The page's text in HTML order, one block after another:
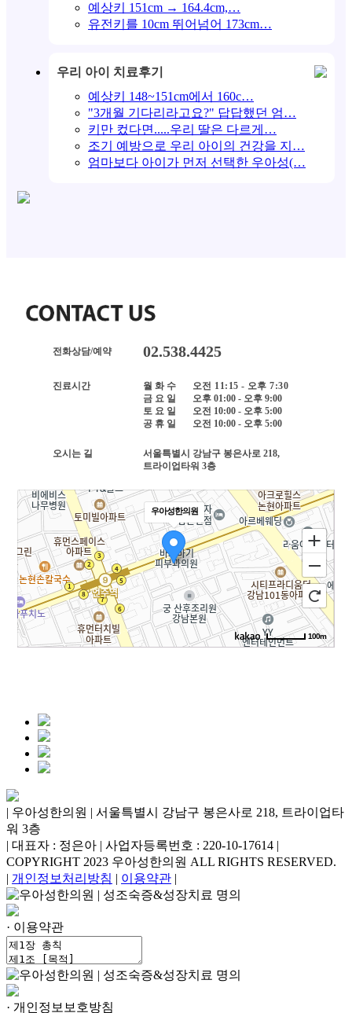
예상키 151cm → 164.4cm,…
유전키를 10cm 뛰어넘어 173cm…
우리 아이 치료후기
예상키 148~151cm에서 160c…
"3개월 기다리라고요?" 답답했던 엄…
키만 컸다면.....우리 딸은 다르게…
조기 예방으로 우리 아이의 건강을 지…
엄마보다 아이가 먼저 선택한 우아성(…
전화상담/예약 02.538.4425
진료시간 월 화 수
오전 11:15 - 오후 7:30
금 요 일
오후 01:00 - 오후 9:00
토 요 일
오전 10:00 - 오후 5:00
공 휴 일
오전 10:00 - 오후 5:00
오시는 길
서울특별시 강남구 봉은사로 218,
트라이업타워 3층
우아성한의원
100m
| 우아성한의원 | 서울특별시 강남구 봉은사로 218, 트라이업타
워 3층
| 대표자 : 정은아 | 사업자등록번호 : 220-10-17614 |
COPYRIGHT 2023 우아성한의원 ALL RIGHTS RESERVED.
| 개인정보처리방침 | 이용약관 |
· 이용약관
· 개인정보보호방침